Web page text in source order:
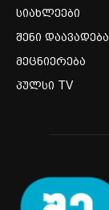
სიახლეები
შენი დაავადება
მეცნიერება
პულსი TV